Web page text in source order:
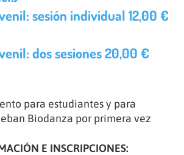
sesión individual 12,00 €
dos sesiones 20,00 €
para estudiantes y para
Biodanza por primera vez
E INSCRIPCIONES: